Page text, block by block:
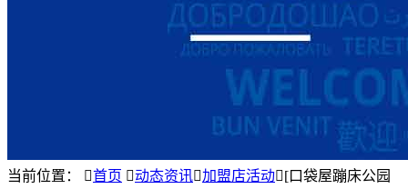
当前位置： 首页 动态资讯加盟店活动[口袋屋蹦床公园